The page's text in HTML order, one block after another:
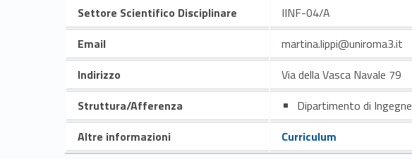
Settore Scientifico Disciplinare
IINF-04/A
Email
martina.lippi@uniroma3.it
Indirizzo
Via della Vasca Navale 79
Struttura/Afferenza
Dipartimento di
Altre informazioni
Curriculum